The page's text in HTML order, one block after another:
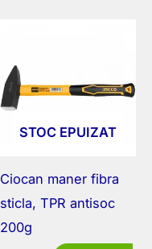
STOC EPUIZAT
Ciocan maner fibra
sticla, TPR antisoc
200g